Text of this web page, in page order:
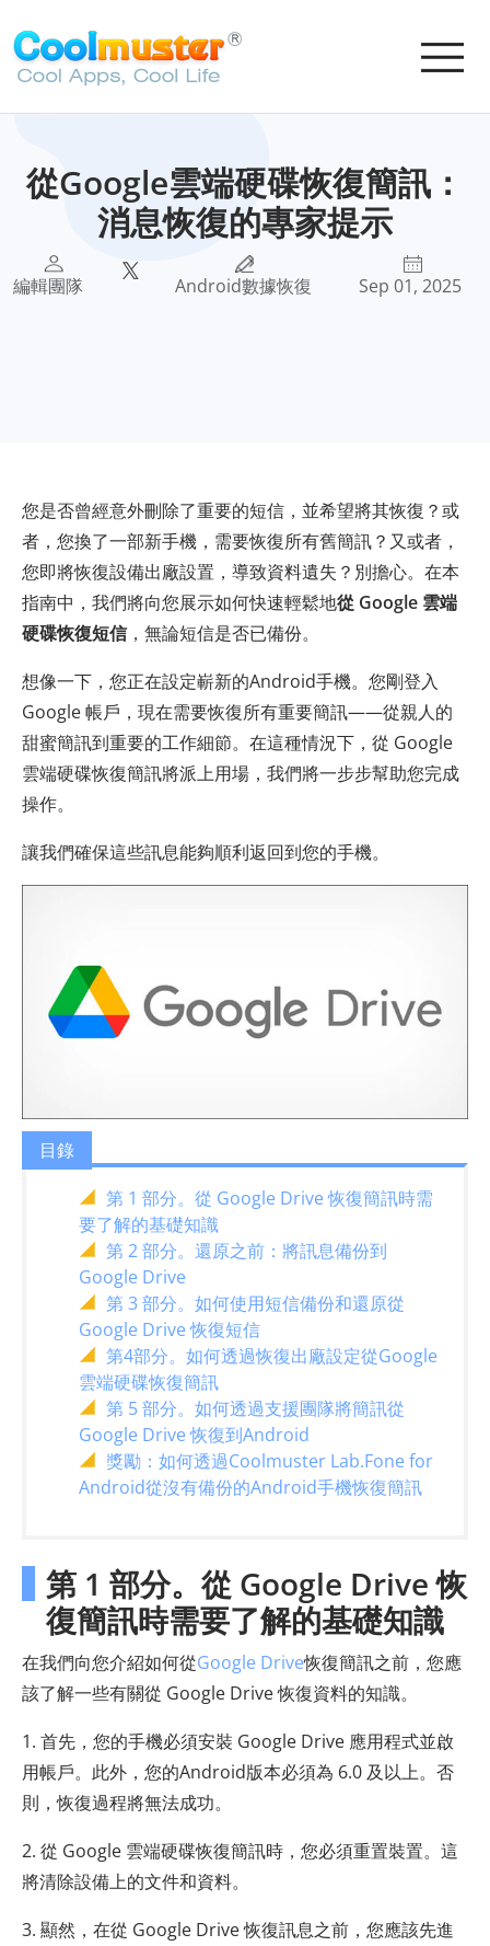
從Google雲端硬碟恢復簡訊：
消息恢復的專家提示
編輯團隊 Android數據恢復 Sep 01, 2025
您是否曾經意外刪除了重要的短信，並希望將其恢復？或
者，您換了一部新手機，需要恢復所有舊簡訊？又或者，
您即將恢復設備出廠設置，導致資料遺失？別擔心。在本
指南中，我們將向您展示如何快速輕鬆地從 Google 雲端
硬碟恢復短信，無論短信是否已備份。
想像一下，您正在設定嶄新的Android手機。您剛登入
Google 帳戶，現在需要恢復所有重要簡訊——從親人的
甜蜜簡訊到重要的工作細節。在這種情況下，從 Google
雲端硬碟恢復簡訊將派上用場，我們將一步步幫助您完成
操作。
讓我們確保這些訊息能夠順利返回到您的手機。
目錄
第 1 部分。從 Google Drive 恢復簡訊時需
要了解的基礎知識
第 2 部分。還原之前：將訊息備份到
Google Drive
第 3 部分。如何使用短信備份和還原從
Google Drive 恢復短信
第4部分。如何透過恢復出廠設定從Google
雲端硬碟恢復簡訊
第 5 部分。如何透過支援團隊將簡訊從
Google Drive 恢復到Android
獎勵：如何透過Coolmuster Lab.Fone for
Android從沒有備份的Android手機恢復簡訊
第 1 部分。從 Google Drive 恢
復簡訊時需要了解的基礎知識
在我們向您介紹如何從Google Drive恢復簡訊之前，您應
該了解一些有關從 Google Drive 恢復資料的知識。
1. 首先，您的手機必須安裝 Google Drive 應用程式並啟
用帳戶。此外，您的Android版本必須為 6.0 及以上。否
則，恢復過程將無法成功。
2. 從 Google 雲端硬碟恢復簡訊時，您必須重置裝置。這
將清除設備上的文件和資料。
3. 顯然，在從 Google Drive 恢復訊息之前，您應該先進